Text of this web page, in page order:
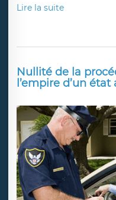
Lire la suite
Nullité de la
l’empire d’un